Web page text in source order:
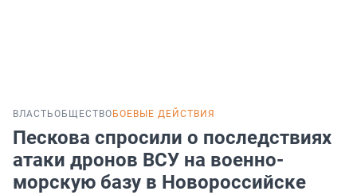
ВЛАСТЬОБЩЕСТВО БОЕВЫЕ ДЕЙСТВИЯ
Пескова спросили о последствиях
атаки дронов ВСУ на военно-
морскую базу в Новороссийске